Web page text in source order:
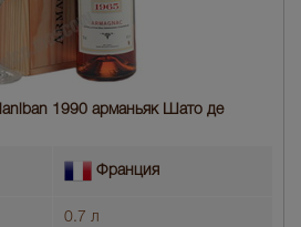
1990 арманьяк Шато де
Франция
0.7 л